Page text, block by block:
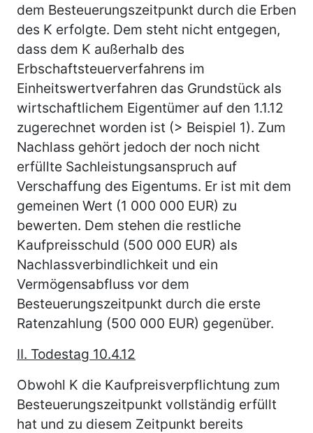
dem Besteuerungszeitpunkt durch die Erben
des K erfolgte. Dem steht nicht entgegen,
dass dem K außerhalb des
Erbschaftsteuerverfahrens im
Einheitswertverfahren das Grundstück als
wirtschaftlichem Eigentümer auf den 1.1.12
zugerechnet worden ist (> Beispiel 1). Zum
Nachlass gehört jedoch der noch nicht
erfüllte Sachleistungsanspruch auf
Verschaffung des Eigentums. Er ist mit dem
gemeinen Wert (1 000 000 EUR) zu
bewerten. Dem stehen die restliche
Kaufpreisschuld (500 000 EUR) als
Nachlassverbindlichkeit und ein
Vermögensabfluss vor dem
Besteuerungszeitpunkt durch die erste
Ratenzahlung (500 000 EUR) gegenüber.
II. Todestag 10.4.12
Obwohl K die Kaufpreisverpflichtung zum
Besteuerungszeitpunkt vollständig erfüllt
hat und zu diesem Zeitpunkt bereits